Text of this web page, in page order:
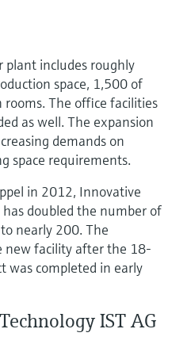
includes roughly
space, 1,500 of
rooms. The office facilities
as well. The expansion
demands on
space requirements.
in 2012, Innovative
has doubled the number of
nearly 200. The
new facility after the 18-
was completed in early
IST AG